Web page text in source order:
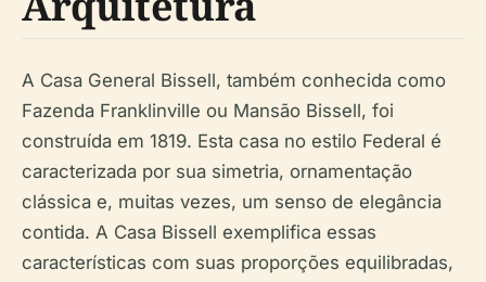
A Casa General Bissell, também conhecida como
Fazenda Franklinville ou Mansão Bissell, foi
construída em 1819. Esta casa no estilo Federal é
caracterizada por sua simetria, ornamentação
clássica e, muitas vezes, um senso de elegância
contida. A Casa Bissell exemplifica essas
características com suas proporções equilibradas,